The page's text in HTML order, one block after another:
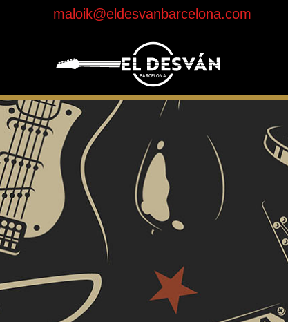
maloik@eldesvanbarcelona.com